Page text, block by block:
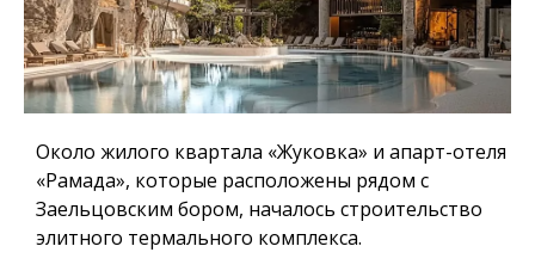
Около жилого квартала «Жуковка» и апарт-отеля
«Рамада», которые расположены рядом с
Заельцовским бором, началось строительство
элитного термального комплекса.